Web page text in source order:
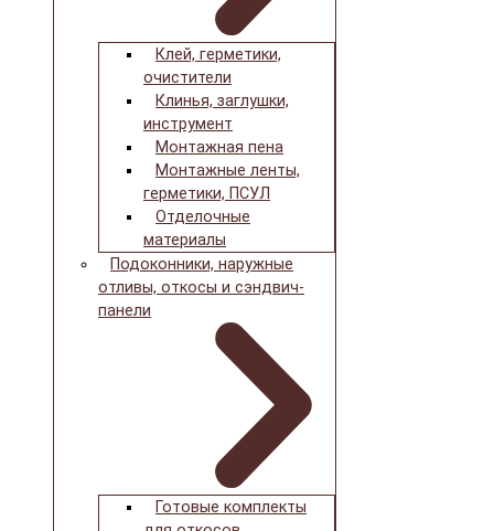
Клей, герметики,
очистители
Клинья, заглушки,
инструмент
Монтажная пена
Монтажные ленты,
герметики, ПСУЛ
Отделочные
материалы
Подоконники, наружные
отливы, откосы и сэндвич-
панели
Готовые комплекты